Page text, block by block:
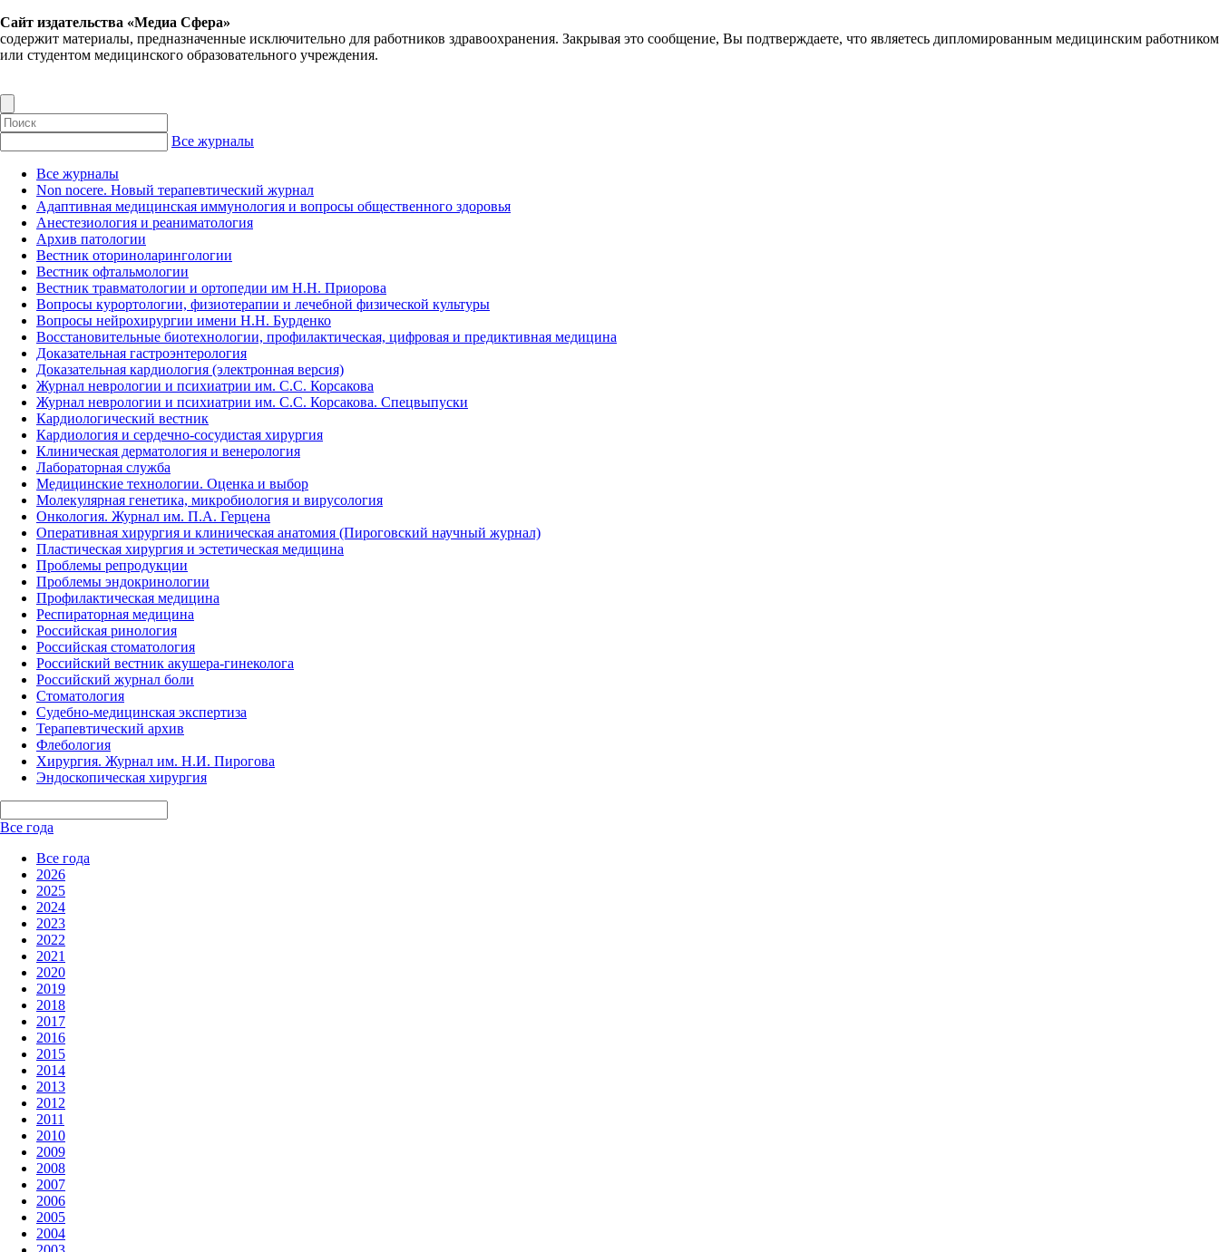
Сайт издательства «Медиа Сфера»
содержит материалы, предназначенные исключительно для работников здравоохранения. Закрывая это сообщение, Вы подтверждаете, что являетесь дипломированным медицинским работником
или студентом медицинского образовательного учреждения.
Все журналы
Все журналы
Non nocere. Новый терапевтический журнал
Адаптивная медицинская иммунология и вопросы общественного здоровья
Анестезиология и реаниматология
Архив патологии
Вестник оториноларингологии
Вестник офтальмологии
Вестник травматологии и ортопедии им Н.Н. Приорова
Вопросы курортологии, физиотерапии и лечебной физической культуры
Вопросы нейрохирургии имени Н.Н. Бурденко
Восстановительные биотехнологии, профилактическая, цифровая и предиктивная медицина
Доказательная гастроэнтерология
Доказательная кардиология (электронная версия)
Журнал неврологии и психиатрии им. С.С. Корсакова
Журнал неврологии и психиатрии им. С.С. Корсакова. Спецвыпуски
Кардиологический вестник
Кардиология и сердечно-сосудистая хирургия
Клиническая дерматология и венерология
Лабораторная служба
Медицинские технологии. Оценка и выбор
Молекулярная генетика, микробиология и вирусология
Онкология. Журнал им. П.А. Герцена
Оперативная хирургия и клиническая анатомия (Пироговский научный журнал)
Пластическая хирургия и эстетическая медицина
Проблемы репродукции
Проблемы эндокринологии
Профилактическая медицина
Респираторная медицина
Российская ринология
Российская стоматология
Российский вестник акушера-гинеколога
Российский журнал боли
Стоматология
Судебно-медицинская экспертиза
Терапевтический архив
Флебология
Хирургия. Журнал им. Н.И. Пирогова
Эндоскопическая хирургия
Все года
Все года
2026
2025
2024
2023
2022
2021
2020
2019
2018
2017
2016
2015
2014
2013
2012
2011
2010
2009
2008
2007
2006
2005
2004